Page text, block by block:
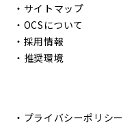
・ サイトマップ
・ OCSについて
・ 採用情報
・ 推奨環境
・ プライバシーポリシー